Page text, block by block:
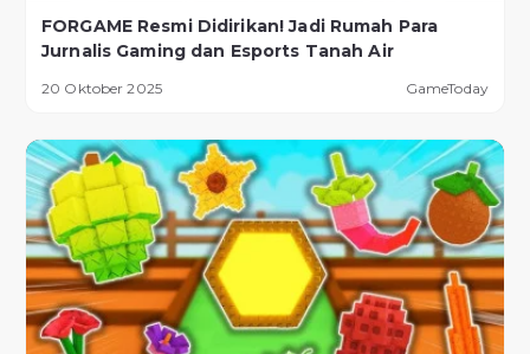
FORGAME Resmi Didirikan! Jadi Rumah Para
Jurnalis Gaming dan Esports Tanah Air
20 Oktober 2025 GameToday